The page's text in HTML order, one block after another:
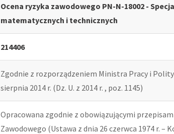
Ocena ryzyka zawodowego PN-N-18002 -
matematycznych i technicznych
214406
Zgodnie z rozporządzeniem Ministra Pracy i
sierpnia 2014 r. (Dz. U. z 2014 r. , poz. 1145)
Opracowana zgodnie z obowiązującymi
Zawodowego (Ustawa z dnia 26 czerwca 1974 r. –